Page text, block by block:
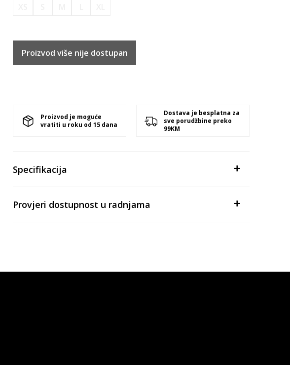
Proizvod više nije dostupan
Proizvod je moguće
vratiti u roku od 15 dana
Dostava je besplatna za
sve porudžbine preko
99KM
Specifikacija
Provjeri dostupnost u radnjama